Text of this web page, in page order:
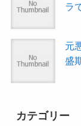
ラ
元
盛
カテゴリー